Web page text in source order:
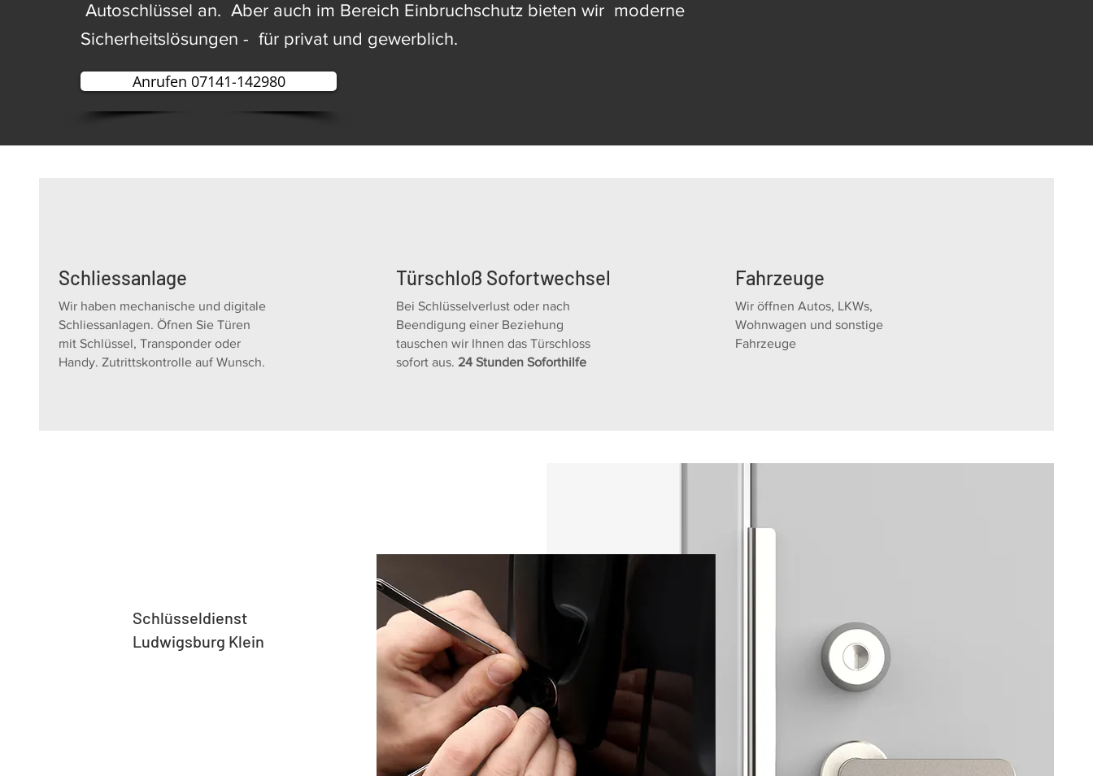
Autoschlüssel an. Aber auch im Bereich Einbruchschutz bieten wir moderne
Sicherheitslösungen - für privat und gewerblich.
Anrufen 07141-142980
Schliessanlage
Wir haben mechanische und digitale
Schliessanlagen. Öfnen Sie Türen
mit Schlüssel, Transponder oder
Handy. Zutrittskontrolle auf Wunsch.
Türschloß Sofortwechsel
Bei Schlüsselverlust oder nach
Beendigung einer Beziehung
tauschen wir Ihnen das Türschloss
sofort aus. 24 Stunden Soforthilfe
Fahrzeuge
Wir öffnen Autos, LKWs,
Wohnwagen und sonstige
Fahrzeuge
Schlüsseldienst
Ludwigsburg Klein